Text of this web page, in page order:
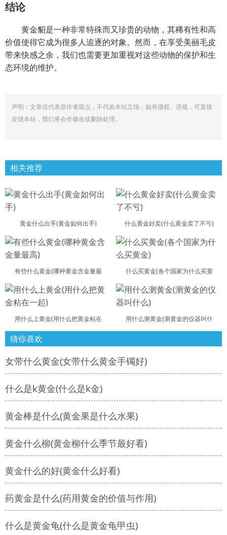
结论
黄金貂是一种非常特殊而又珍贵的动物，其稀有性和高
价值使得它成为很多人追逐的对象。然而，在享受美丽毛皮
带来快感之余，我们也需要更加重视对这些动物的保护和生
态环境的维护。
声明：文章仅代表原作者观点，不代表本站立场；如有侵权、违规，可直接
反馈本站，我们将会作修改或删除处理。
相关推荐
黄金什么出手(黄金如何出手) 什么黄金好卖(什么黄金卖了不亏)
有些什么黄金(哪种黄金含金量最 什么买黄金(各个国家为什么买黄
用什么上黄金(用什么把黄金粘在 用什么测黄金(测黄金的仪器叫什
猜你喜欢
女带什么黄金(女带什么黄金手镯好)
什么是k黄金(什么是k金)
黄金棒是什么(黄金果是什么水果)
黄金什么柳(黄金柳什么季节最好看)
黄金什么的好(黄金什么好看)
药黄金是什么(药用黄金的价值与作用)
什么是黄金龟(什么是黄金龟甲虫)